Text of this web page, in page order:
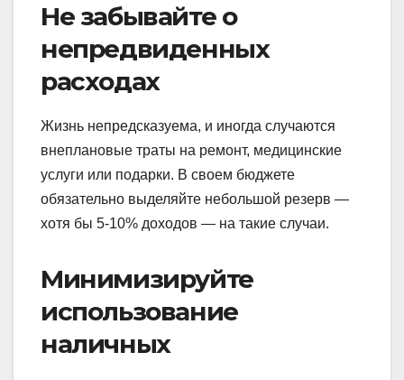
Не забывайте о
непредвиденных
расходах
Жизнь непредсказуема, и иногда случаются
внеплановые траты на ремонт, медицинские
услуги или подарки. В своем бюджете
обязательно выделяйте небольшой резерв —
хотя бы 5-10% доходов — на такие случаи.
Минимизируйте
использование
наличных